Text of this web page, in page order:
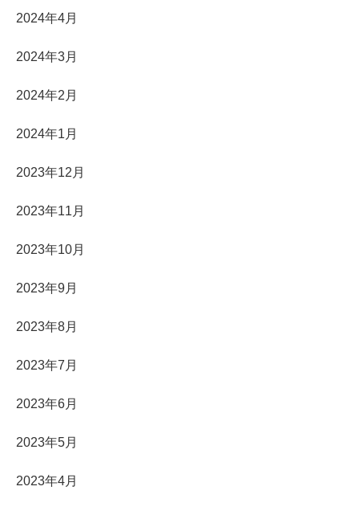
2024年4月
2024年3月
2024年2月
2024年1月
2023年12月
2023年11月
2023年10月
2023年9月
2023年8月
2023年7月
2023年6月
2023年5月
2023年4月